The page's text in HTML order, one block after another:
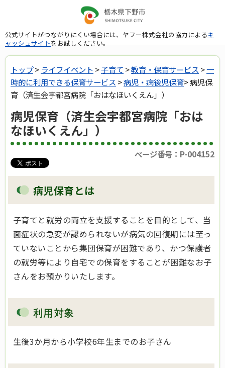
公式サイトがつながりにくい場合には、ヤフー株式会社の協力によるキ
ャッシュサイトをお試しください。
トップ> ライフイベント >子育て >教育・保育サービス >一
時的に利用できる保育サービス >病児・病後児保育> 病児保
育（済生会宇都宮病院「おはなほいくえん」）
病児保育（済生会宇都宮病院「おは
なほいくえん」）
ページ番号：P-004152
病児保育とは
子育てと就労の両立を支援することを目的として、当
面症状の急変が認められないが病気の回復期には至っ
ていないことから集団保育が困難であり、かつ保護者
の就労等により自宅での保育をすることが困難なお子
さんをお預かりいたします。
利用対象
生後3か月から小学校6年生までのお子さん